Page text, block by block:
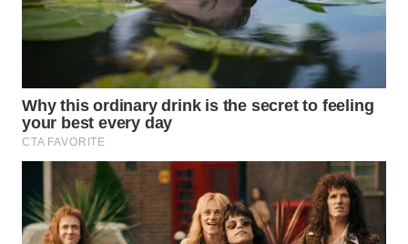
WN
KEPULAUAN
SERIBU
WN
TANGERANG
WN
BINJAI